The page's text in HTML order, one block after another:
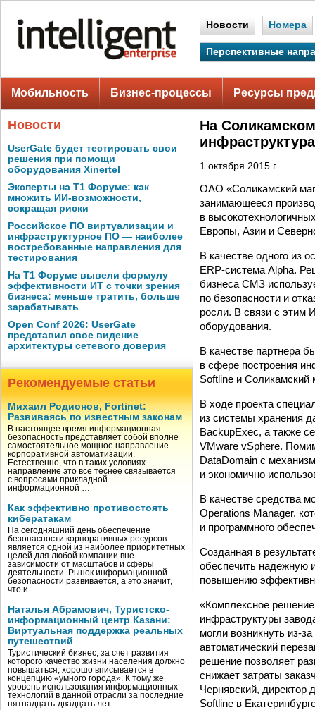
Новости Номера
Перспективные
Мобильность Бизнес-процессы Ресурсы
Новости
UserGate будет тестировать свои
решения при помощи
оборудования Xinertel
Эксперты на Т1 Форуме: как
множить ИИ-возможности,
сокращая риски
Российское ПО виртуализации и
инфраструктурное ПО — наиболее
востребованные направления для
тестирования
На Т1 Форуме вывели формулу
эффективности ИТ с точки зрения
бизнеса: меньше тратить, больше
зарабатывать
Open Conf 2026: UserGate
представил свое видение
архитектуры сетевого доверия
Рекомендуемые статьи
Михаил Родионов, Fortinet:
Развиваясь по известным законам
В настоящее время информационная
безопасность представляет собой вполне
самостоятельное мощное направление
корпоративной автоматизации.
Естественно, что в таких условиях
направление это все теснее связывается
с вопросами прикладной
информационной …
Как эффективно противостоять
кибератакам
На сегодняшний день обеспечение
безопасности корпоративных ресурсов
является одной из наиболее приоритетных
целей для любой компании вне
зависимости от масштабов и сферы
деятельности. Рынок информационной
безопасности развивается, а это значит,
что и …
Наталья Абрамович, Туристско-
информационный центр Казани:
Виртуальная поддержка реальных
путешествий
Туристический бизнес, за счет развития
которого качество жизни населения должно
повышаться, хорошо вписывается в
концепцию «умного города». К тому же
уровень использования информационных
технологий в данной отрасли за последние
пятнадцать-двадцать лет …
На
инфраструктура
1 октября 2015 г.
ОАО «Соликамский
занимающееся
в
Европы, Азии и
В качестве одного из
ERP-система Alpha.
бизнеса СМЗ
по безопасности и
росли. В связи с этим
оборудования.
В качестве партнера
в сфере построения
Softline и Соликамский
В ходе проекта
из системы хранения
BackupExec, а также
VMware vSphere.
DataDomain с
и экономично
В качестве средства
Operations Manager,
и программного
Созданная в
обеспечить надежную
повышению
«Комплексное
инфраструктуры
могли возникнуть из-
автоматический
решение позволяет
снижает затраты
Чернявский, директор
Softline в